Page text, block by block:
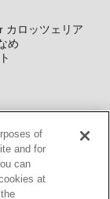
カロッツェリア
め
システム向け地
DB 住所確認
of
and for
can
at